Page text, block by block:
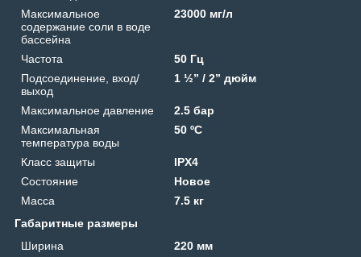
Максимальное
содержание соли в воде
бассейна
23000 мг/л
Частота
50 Гц
Подсоединение, вход/
выход
1 ½” / 2” дюйм
Максимальное давление
2.5 бар
Максимальная
температура воды
50 ºС
Класс защиты
IPX4
Состояние
Новое
Масса
7.5 кг
Габаритные размеры
Ширина
220 мм